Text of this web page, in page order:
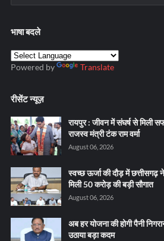
भाषा बदले
Powered by Translate
रीसेंट न्यूज़
रायपुर : जीवन में संघर्ष से मिली
राजस्व मंत्री टंक राम वर्मा
August 06, 2026
स्वच्छ ऊर्जा की दौड़ में
मिली 50 करोड़ की बड़ी सौगात
August 06, 2026
अब हर योजना की होगी पैनी
उठाया बड़ा कदम